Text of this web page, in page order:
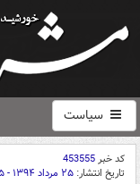
سیاست
کد خبر453555
تاریخ انتشار: ۲۵ مرداد ۱۳۹۴ - ۰۸:۳۵